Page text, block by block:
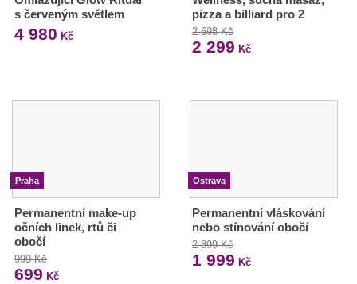
s červeným světlem
4 980 Kč
pizza a billiard pro 2
2 698 Kč
2 299 Kč
Praha
Permanentní make-up
očních linek, rtů či
obočí
999 Kč
699 Kč
Ostrava
Permanentní vláskování
nebo stínování obočí
2 899 Kč
1 999 Kč